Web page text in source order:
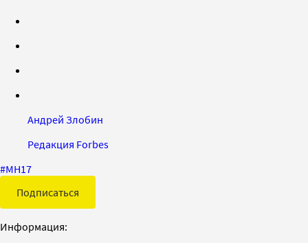
Андрей Злобин
Редакция Forbes
#MH17
Подписаться
Информация: